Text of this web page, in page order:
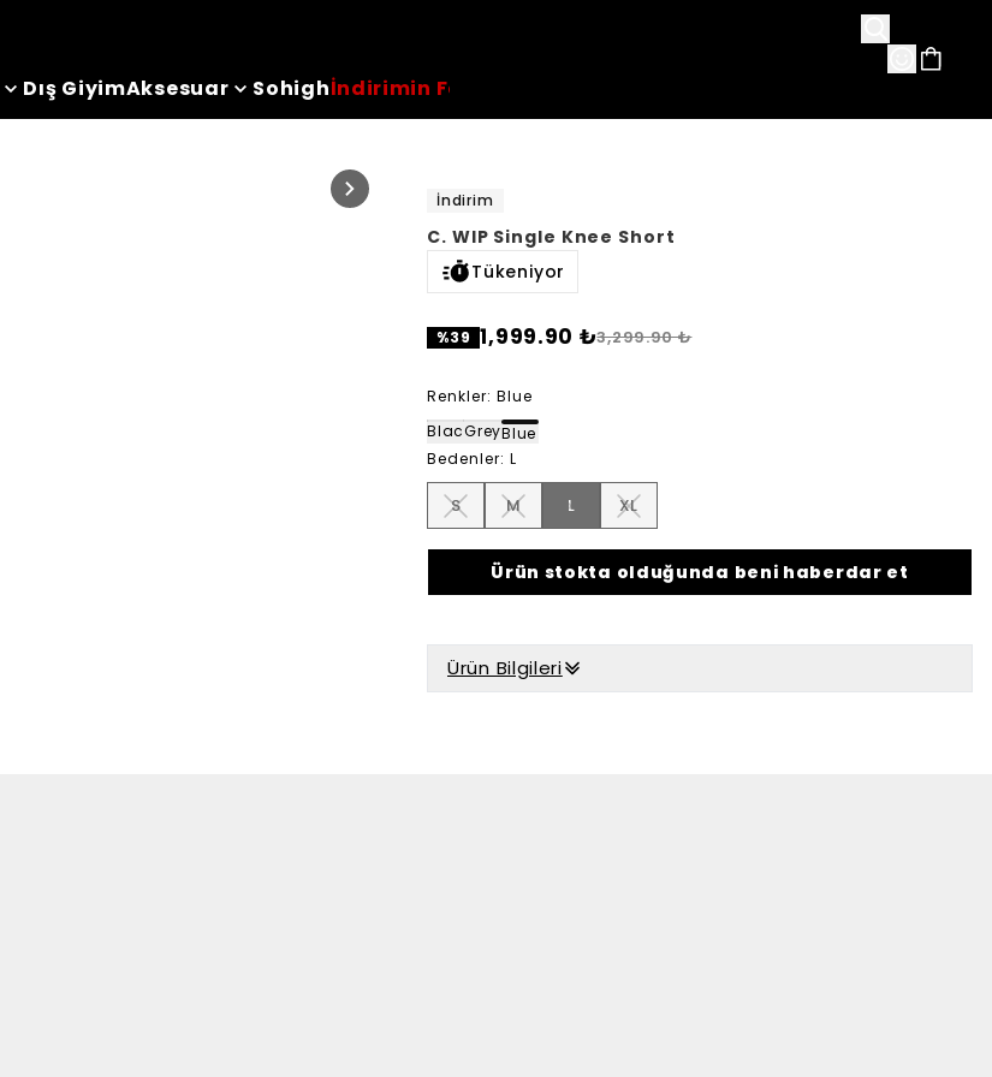
Dış GiyimAksesuar Sohighİndirimin Favorileri
İndirim
C. WIP Single Knee Short
Tükeniyor
%39 1,999.90 ₺3,299.90 ₺
Renkler: Blue
BlackGreyBlue
Bedenler: L
S M L XL
Ürün stokta olduğunda beni haberdar et
Ürün Bilgileri